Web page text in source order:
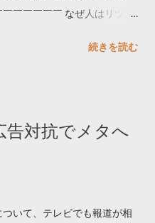
￣￣￣￣￣ なぜ人はリツイ
リツイート ー 人は16の熱量
ja/insights/kakusan
続きを読む
告対抗でメタへ
いて、テレビでも報道が相